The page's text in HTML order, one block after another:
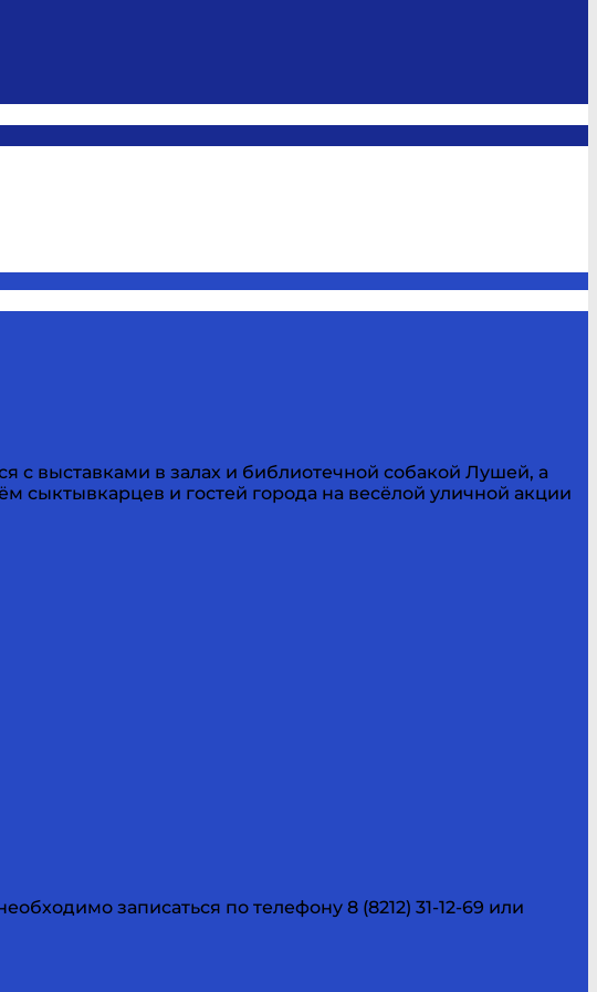
с выставками в залах и библиотечной собакой Лушей, а
сыктывкарцев и гостей города на весёлой уличной акции
записаться по телефону 8 (8212) 31-12-69 или